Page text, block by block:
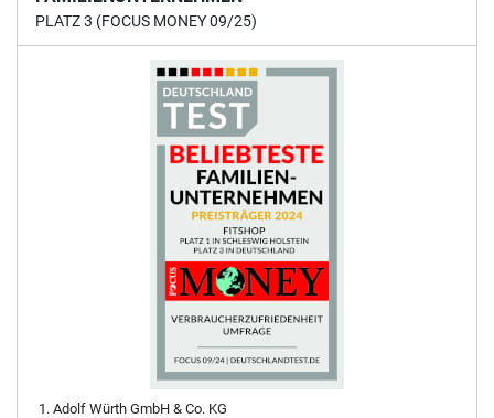
PLATZ 3 (FOCUS MONEY 09/25)
Adolf Würth GmbH & Co. KG